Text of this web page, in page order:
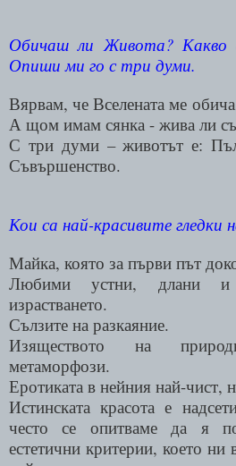
Обичаш ли Живота? Какво
Опиши ми го с три думи.
Вярвам, че Вселената ме
А щом имам сянка - жива ли
С три думи – животът е:
Съвършенство.
Кои са най-красивите гледки
Майка, която за първи път
Любими устни, длани
израстването.
Сълзите на разкаяние.
Изяществото на
метаморфози.
Еротиката в нейния най-чист,
Истинската красота е
често се опитваме да я
естетични критерии, което ни